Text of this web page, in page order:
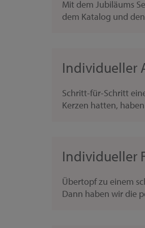
Mit dem Jubiläums
dem Katalog und
Individueller
Schritt-für-Schritt
Kerzen hatten,
Individueller
Übertopf zu einem
Dann haben wir die